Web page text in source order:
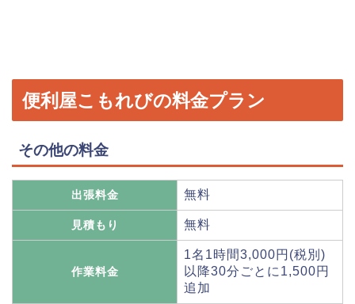
便利屋こもれびの料金プラン
その他の料金
出張料金 無料
見積もり 無料
作業料金
1名1時間3,000円(税別)
以降30分ごとに1,500円
追加